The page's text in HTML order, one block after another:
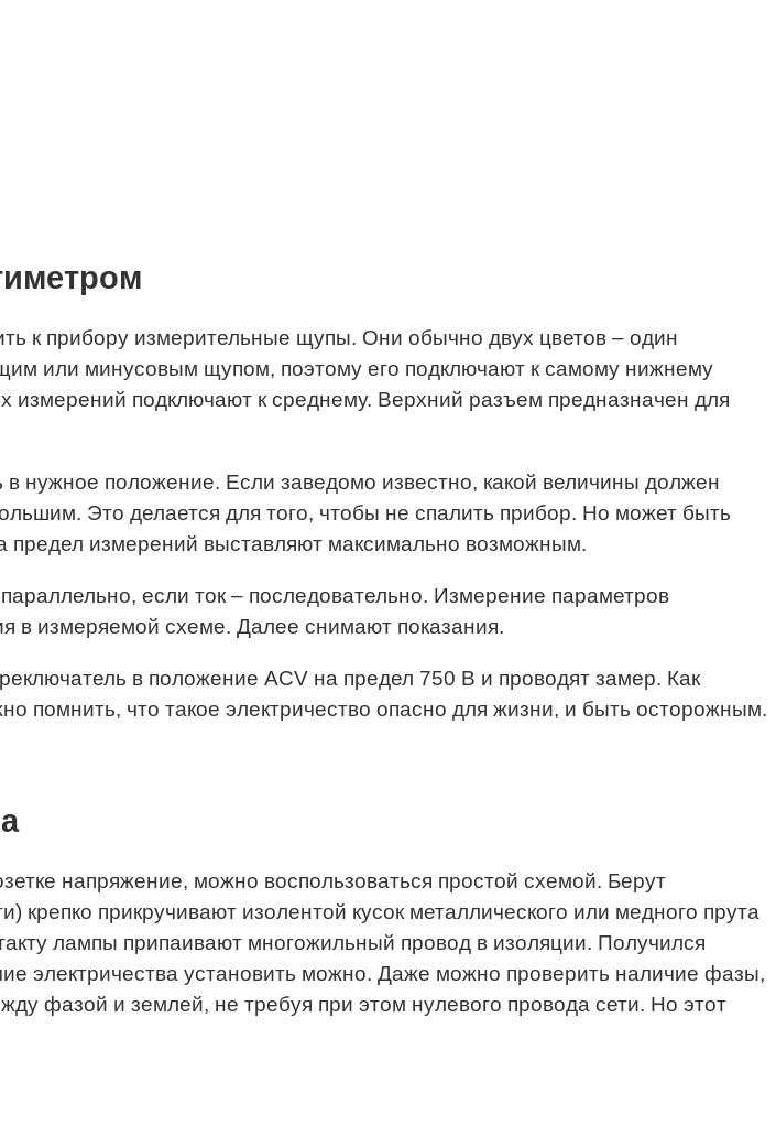
к прибору измерительные щупы. Они обычно двух цветов – один
или минусовым щупом, поэтому его подключают к самому нижнему
измерений подключают к среднему. Верхний разъем предназначен для
нужное положение. Если заведомо известно, какой величины должен
Это делается для того, чтобы не спалить прибор. Но может быть
предел измерений выставляют максимально возможным.
если ток – последовательно. Измерение параметров
в измеряемой схеме. Далее снимают показания.
в положение ACV на предел 750 В и проводят замер. Как
помнить, что такое электричество опасно для жизни, и быть осторожным.
напряжение, можно воспользоваться простой схемой. Берут
прикручивают изолентой кусок металлического или медного прута
лампы припаивают многожильный провод в изоляции. Получился
электричества установить можно. Даже можно проверить наличие фазы,
фазой и землей, не требуя при этом нулевого провода сети. Но этот